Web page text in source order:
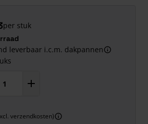
per stuk
leverbaar i.c.m. dakpannen
verzendkosten)